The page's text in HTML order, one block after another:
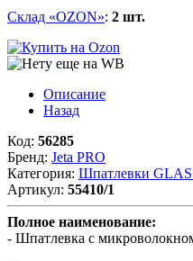
Склад «OZON»: 2 шт.
Описание
Назад
Код: 56285
Бренд: Jeta PRO
Категория: Шпатлевки
Артикул: 55410/1
Полное наименование:
- Шпатлевка с